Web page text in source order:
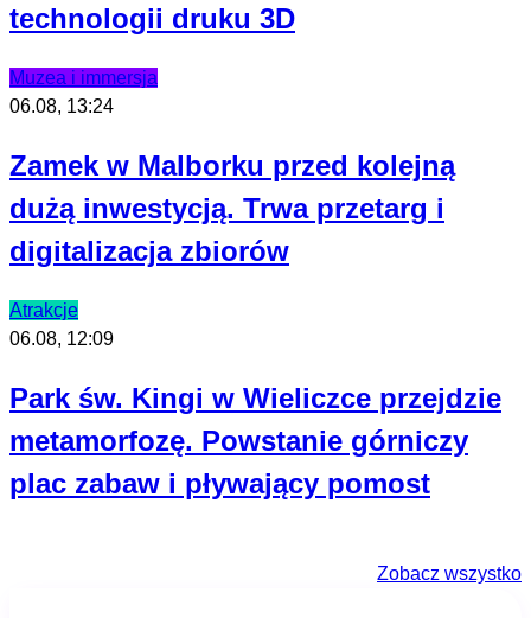
technologii druku 3D
Muzea i immersja
06.08, 13:24
Zamek w Malborku przed kolejną
dużą inwestycją. Trwa przetarg i
digitalizacja zbiorów
Atrakcje
06.08, 12:09
Park św. Kingi w Wieliczce przejdzie
metamorfozę. Powstanie górniczy
plac zabaw i pływający pomost
Zobacz wszystko